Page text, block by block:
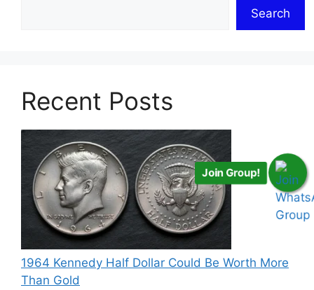
Search
Recent Posts
1964 Kennedy Half Dollar Could Be Worth More
Than Gold
Join Group!